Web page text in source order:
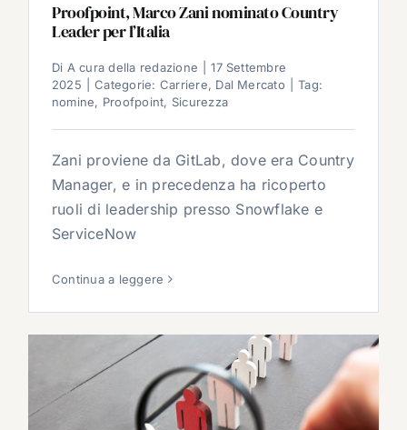
Proofpoint, Marco Zani nominato Country
Leader per l’Italia
Di A cura della redazione
17 Settembre
2025
Categorie: Carriere, Dal Mercato
Tag:
nomine, Proofpoint, Sicurezza
Zani proviene da GitLab, dove era Country
Manager, e in precedenza ha ricoperto
ruoli di leadership presso Snowflake e
ServiceNow
Continua a leggere